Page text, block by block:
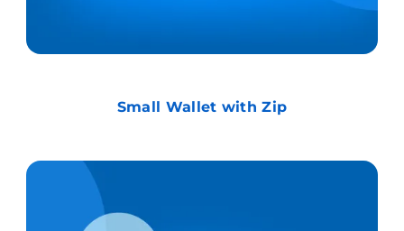
Small Wallet with Zip